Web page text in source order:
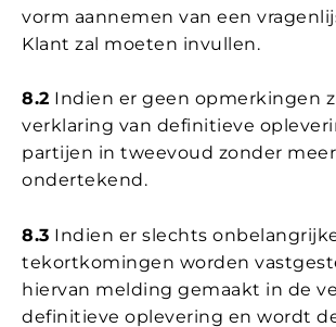
vorm aannemen van een
Klant zal moeten invullen.
8.2 Indien er geen opmerkingen
verklaring van definitieve
partijen in tweevoud zonder meer
ondertekend.
8.3 Indien er slechts
tekortkomingen worden
hiervan melding gemaakt in de
definitieve oplevering en wordt